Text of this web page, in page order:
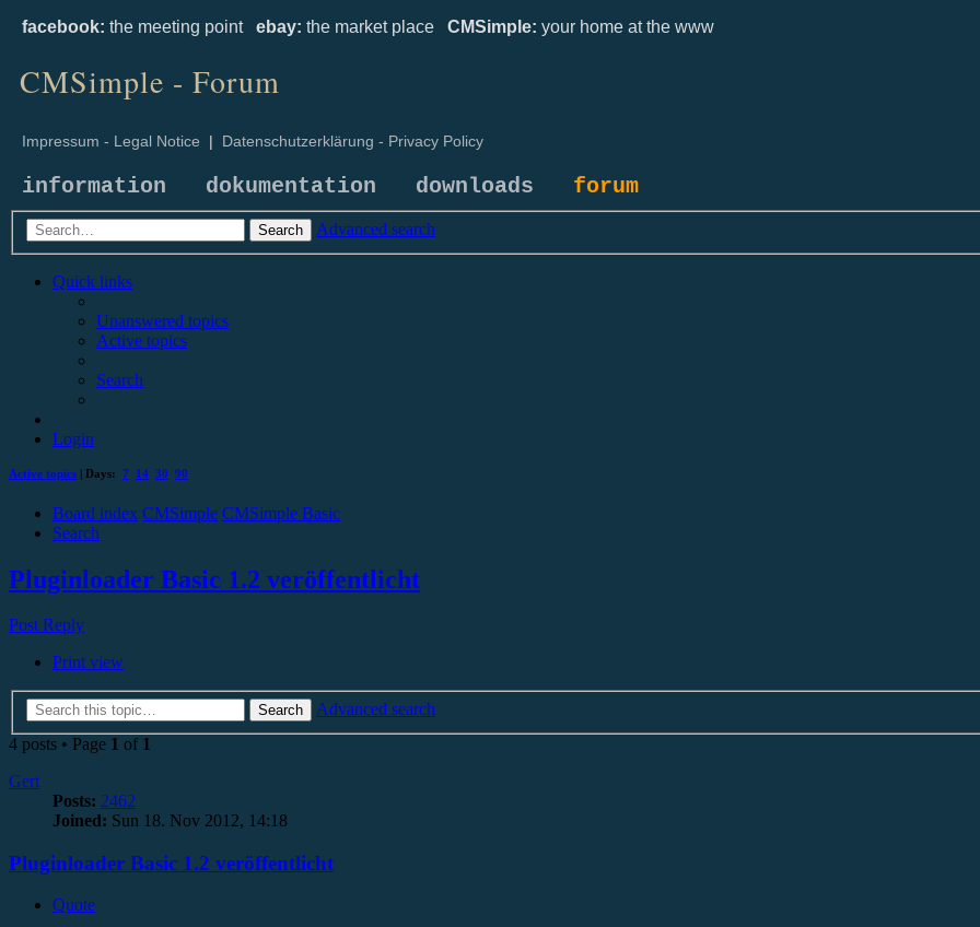
facebook: the meeting point ebay: the market place CMSimple: your home at the www
CMSimple - Forum
Impressum - Legal Notice | Datenschutzerklärung - Privacy Policy
information dokumentation downloads forum
Search Advanced search
Quick links
Unanswered topics
Active topics
Search
Login
Active topics | Days: 7 14 30 90
Board index CMSimple CMSimple Basic
Search
Pluginloader Basic 1.2 veröffentlicht
Post Reply
Print view
Search
Advanced search
4 posts • Page 1 of 1
Gert
Posts: 2462
Joined: Sun 18. Nov 2012, 14:18
Pluginloader Basic 1.2 veröffentlicht
Quote